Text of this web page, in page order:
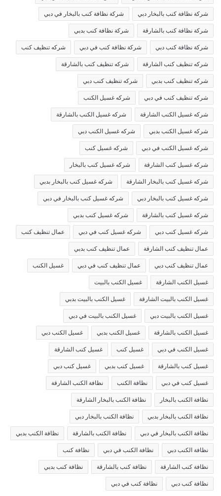
شركة نظافة كنب بالبخار دبي شركة نظافة كنب بالبخار في دبي
شركة نظافة كنب بالشارقة شركة نظافة كنب بدبي
شركة نظافة كنب دبي شركة نظافة كنب في دبي شركه تنظيف كنب
شركه تنظيف كنب الشارقة شركه تنظيف كنب بالشارقة
شركه تنظيف كنب بدبي شركه تنظيف كنب دبي
شركه تنظيف كنب في دبي شركه غسيل الكنب
شركه غسيل الكنب الشارقة شركه غسيل الكنب بالشارقة
شركه غسيل الكنب بدبي شركه غسيل الكنب دبي
شركه غسيل الكنب في دبي شركه غسيل كنب
شركه غسيل كنب الشارقة شركه غسيل كنب بالبخار
شركه غسيل كنب بالبخار الشارقة شركه غسيل كنب بالبخار بدبي
شركه غسيل كنب بالبخار دبي شركه غسيل كنب بالبخار في دبي
شركه غسيل كنب بالشارقة شركه غسيل كنب بدبي
شركه غسيل كنب دبي شركه غسيل كنب في دبي عمال تنظيف كنب
عمال تنظيف كنب الشارقة عمال تنظيف كنب بدبي
عمال تنظيف كنب دبي عمال تنظيف كنب في دبي غسيل الكنب
غسيل الكنب الشارقة غسيل الكنب بالبيت
غسيل الكنب بالبيت الشارقة غسيل الكنب بالبيت بدبي
غسيل الكنب بالبيت دبي غسيل الكنب بالبيت في دبي
غسيل الكنب بالشارقة غسيل الكنب بدبي غسيل الكنب دبي
غسيل الكنب في دبي غسيل كنب غسيل كنب الشارقة
غسيل كنب بالشارقة غسيل كنب بدبي غسيل كنب دبي
غسيل كنب في دبي نظافة الكنب نظافة الكنب الشارقة
نظافة الكنب بالبخار نظافة الكنب بالبخار الشارقة
نظافة الكنب بالبخار بدبي نظافة الكنب بالبخار دبي
نظافة الكنب بالبخار في دبي نظافة الكنب بالشارقة نظافة الكنب بدبي
نظافة الكنب دبي نظافة الكنب في دبي نظافة كنب
نظافة كنب الشارقة نظافة كنب بالشارقة نظافة كنب بدبي
نظافة كنب دبي نظافة كنب في دبي